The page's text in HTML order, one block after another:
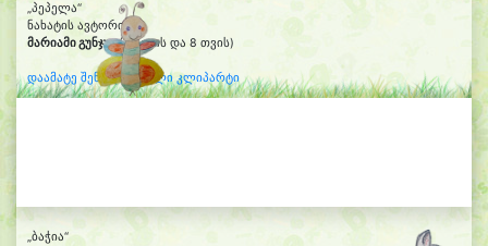
„პეპელა“
ნახატის ავტორი:
მარიამი გუნჯუა(4 წლის და 8 თვის)
დაამატე შენი დახატული კლიპარტი
„ბაჭია“